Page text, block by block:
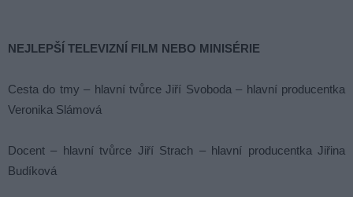
NEJLEPŠÍ TELEVIZNÍ FILM NEBO MINISÉRIE
Cesta do tmy – hlavní tvůrce Jiří Svoboda – hlavní producentka
Veronika Slámová
Docent – hlavní tvůrce Jiří Strach – hlavní producentka Jiřina
Budíková